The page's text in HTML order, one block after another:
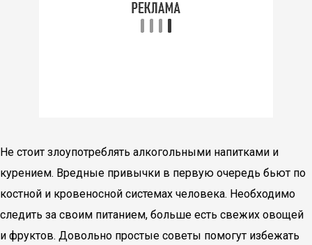
Не стоит злоупотреблять алкогольными напитками и
курением. Вредные привычки в первую очередь бьют по
костной и кровеносной системах человека. Необходимо
следить за своим питанием, больше есть свежих овощей
и фруктов. Довольно простые советы помогут избежать